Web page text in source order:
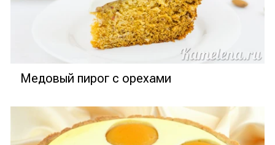
Медовый пирог с орехами